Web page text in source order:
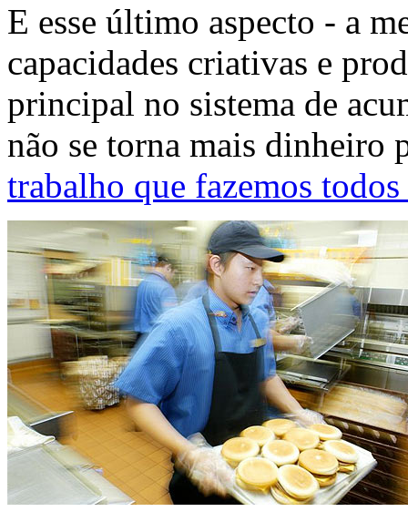
E esse último aspecto - a
capacidades criativas e
principal no sistema de
não se torna mais dinheiro
trabalho que fazemos todos